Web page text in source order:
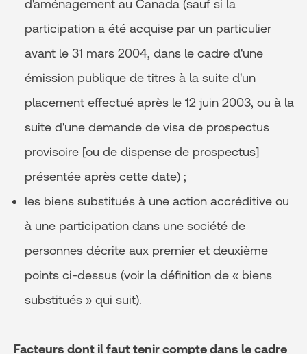
d'aménagement au Canada (sauf si la
participation a été acquise par un particulier
avant le 31 mars 2004, dans le cadre d'une
émission publique de titres à la suite d'un
placement effectué après le 12 juin 2003, ou à la
suite d'une demande de visa de prospectus
provisoire [ou de dispense de prospectus]
présentée après cette date) ;
les biens substitués à une action accréditive ou
à une participation dans une société de
personnes décrite aux premier et deuxième
points ci-dessus (voir la définition de « biens
substitués » qui suit).
Facteurs dont il faut tenir compte dans le cadre